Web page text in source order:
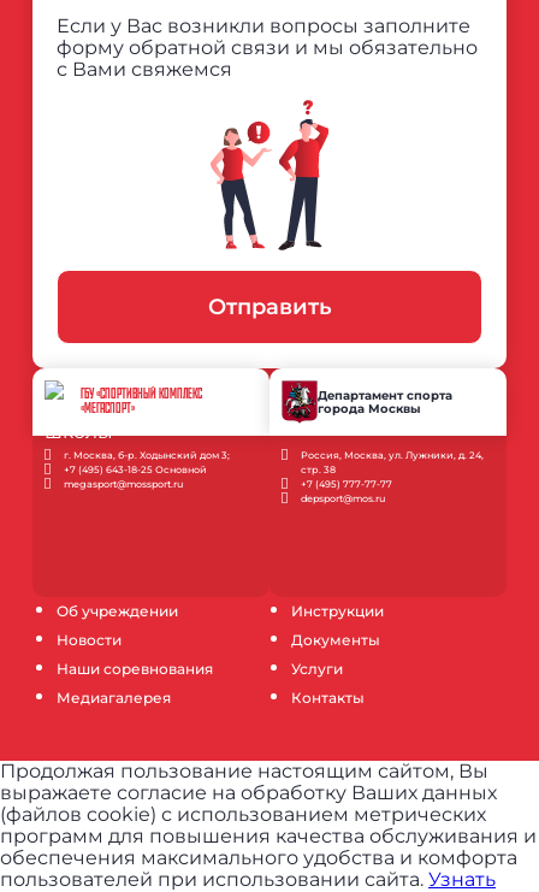
Об учреждении
Новости
Наши соревнования
Медиагалерея
Инструкции
Документы
Услуги
Контакты
Если у Вас возникли вопросы заполните
форму обратной связи и мы обязательно
с Вами свяжемся
Отправить
ГБУ «СПОРТИВНЫЙ КОМПЛЕКС
«МЕГАСПОРТ»
г. Москва, б-р. Ходынский дом 3;
+7 (495) 643-18-25 Основной
megasport@mossport.ru
Департамент спорта
города Москвы
Россия, Москва, ул. Лужники, д. 24,
стр. 38
+7 (495) 777-77-77
depsport@mos.ru
Продолжая пользование настоящим сайтом, Вы
выражаете согласие на обработку Ваших данных
(файлов cookie) с использованием метрических
программ для повышения качества обслуживания и
обеспечения максимального удобства и комфорта
пользователей при использовании сайта. Узнать